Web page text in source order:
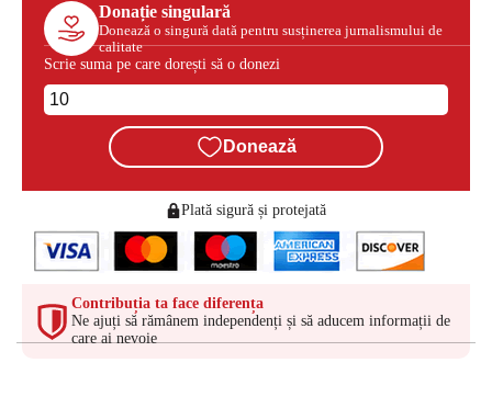
Donație singulară
Donează o singură dată pentru susținerea jurnalismului de
calitate
Scrie suma pe care dorești să o donezi
Donează
Plată sigură și protejată
Contribuția ta face diferența
Ne ajuți să rămânem independenți și să aducem informații de
care ai nevoie